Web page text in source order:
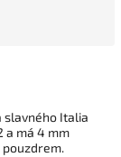
slavného Italia
a má 4 mm
pouzdrem.